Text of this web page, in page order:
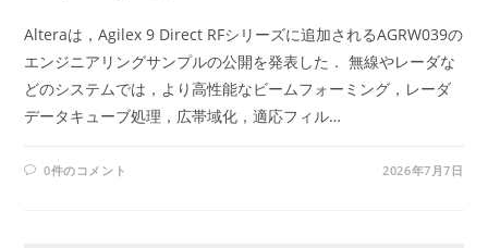
Alteraは，Agilex 9 Direct RFシリーズに追加されるAGRW039の
エンジニアリングサンプルの公開を発表した． 無線やレーダな
どのシステムでは，より高性能なビームフォーミング，レーダ
データキューブ処理，広帯域化，適応フィル…
0件のコメント 2026年7月7日